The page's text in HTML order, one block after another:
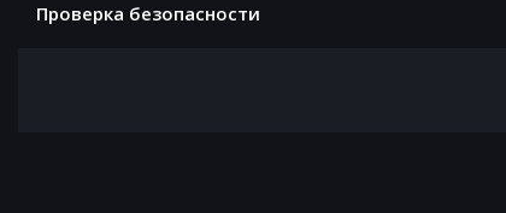
Проверка безопасности